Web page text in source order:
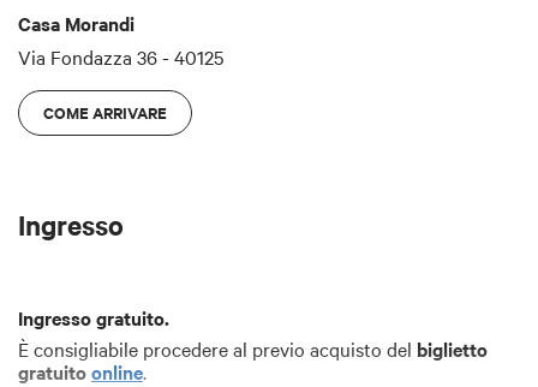
Casa Morandi
Via Fondazza 36 - 40125
COME ARRIVARE
Ingresso
Ingresso gratuito.
È consigliabile procedere al previo acquisto del biglietto
gratuitoonline.